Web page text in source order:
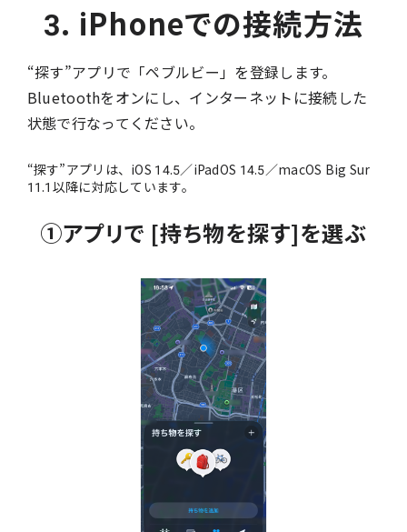
3. iPhoneでの接続方法
“探す”アプリで「ペブルビー」を登録します。
Bluetoothをオンにし、インターネットに接続した
状態で行なってください。
“探す”アプリは、iOS 14.5／iPadOS 14.5／macOS Big Sur
11.1以降に対応しています。
①アプリで [持ち物を探す]を選ぶ